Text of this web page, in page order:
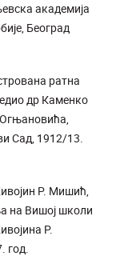
академија
Београд
ратна
др Каменко
Сад, 1912/13.
Р. Мишић,
на Вишој школи
Р.
год.